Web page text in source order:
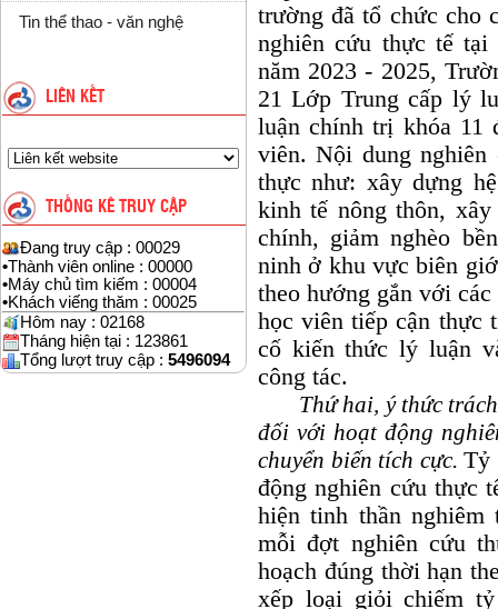
Tin thể thao - văn nghệ
LIÊN KẾT
THỐNG KÊ TRUY CẬP
Đang truy cập : 00029
•Thành viên online : 00000
•Máy chủ tìm kiếm : 00004
•Khách viếng thăm : 00025
Hôm nay : 02168
Tháng hiện tại : 123861
Tổng lượt truy cập : 5496094
trường đã tổ chức cho
nghiên cứu thực tế
năm 2023 - 2025,
21 Lớp Trung cấp lý
luận chính trị khóa 11
viên. Nội dung
thực như: xây dựng
kinh tế nông thôn,
chính, giảm nghèo
ninh ở khu vực biên
theo hướng gắn với
học viên tiếp cận thực
cố kiến thức lý luận
công tác.
Thứ hai, ý thức
đối với hoạt động
chuyển biến tích cực.Tỷ
động nghiên cứu thực
hiện tinh thần nghiêm
mỗi đợt nghiên cứu
hoạch đúng thời hạn
xếp loại giỏi chiếm